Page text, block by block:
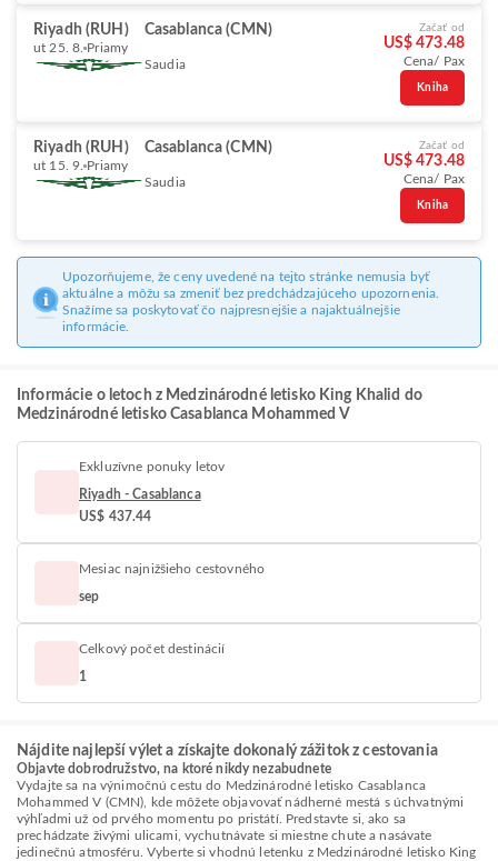
Riyadh (RUH) Casablanca (CMN)
ut 25. 8. Priamy
Saudia
Začať od
US$ 473.48
Cena/ Pax
Kniha
Riyadh (RUH) Casablanca (CMN)
ut 15. 9. Priamy
Saudia
Začať od
US$ 473.48
Cena/ Pax
Kniha
Upozorňujeme, že ceny uvedené na tejto stránke nemusia byť
aktuálne a môžu sa zmeniť bez predchádzajúceho upozornenia.
Snažíme sa poskytovať čo najpresnejšie a najaktuálnejšie
informácie.
Informácie o letoch z Medzinárodné letisko King Khalid do
Medzinárodné letisko Casablanca Mohammed V
Exkluzívne ponuky letov
Riyadh - Casablanca
US$ 437.44
Mesiac najnižšieho cestovného
sep
Celkový počet destinácií
1
Nájdite najlepší výlet a získajte dokonalý zážitok z cestovania
Objavte dobrodružstvo, na ktoré nikdy nezabudnete
Vydajte sa na výnimočnú cestu do Medzinárodné letisko Casablanca
Mohammed V (CMN), kde môžete objavovať nádherné mestá s úchvatnými
výhľadmi už od prvého momentu po pristátí. Predstavte si, ako sa
prechádzate živými ulicami, vychutnávate si miestne chute a nasávate
jedinečnú atmosféru. Vyberte si vhodnú letenku z Medzinárodné letisko King